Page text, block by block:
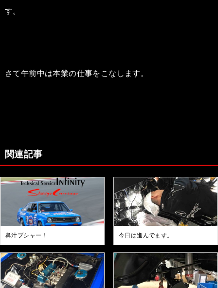
す。
さて午前中は本業の仕事をこなします。
関連記事
鼻汁ブシャー！ 今日は進んでます。